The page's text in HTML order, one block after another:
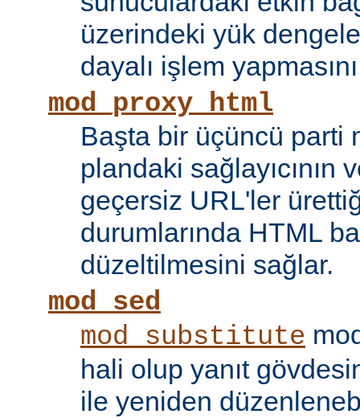
üzerindeki yük
dayalı işlem
mod_proxy_html
Başta bir üçüncü parti
plandaki sağlayıcının
geçersiz URL'ler
durumlarında HTML
düzeltilmesini sağlar.
mod_sed
mod_substitute
hali olup yanıt
ile yeniden